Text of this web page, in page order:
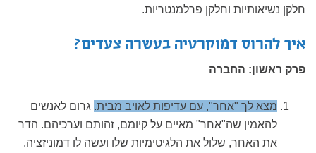
חלקן נשיאותיות וחלקן פרלמנטריות.
איך להרוס דמוקרטיה בעשרה צעדים?
פרק ראשון: החברה
מצא לך "אחר", עם עדיפות לאויב מבית. גרום לאנשים
להאמין שה"אחר" מאיים על קיומם, זהותם וערכיהם. הדר
את האחר, שלול את הלגיטימיות שלו ועשה לו דמוניזציה.